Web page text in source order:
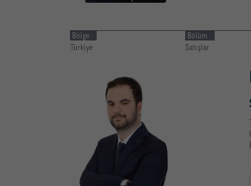
Bölge
Türkiye
Bölüm
Satışlar